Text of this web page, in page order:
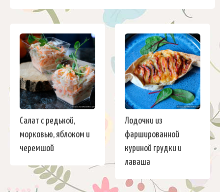
Салат с редькой,
морковью, яблоком и
черемшой
Лодочки из
фаршированной
куриной грудки и
лаваша